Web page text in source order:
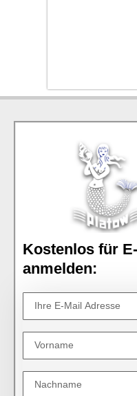
Kostenlos für
anmelden: